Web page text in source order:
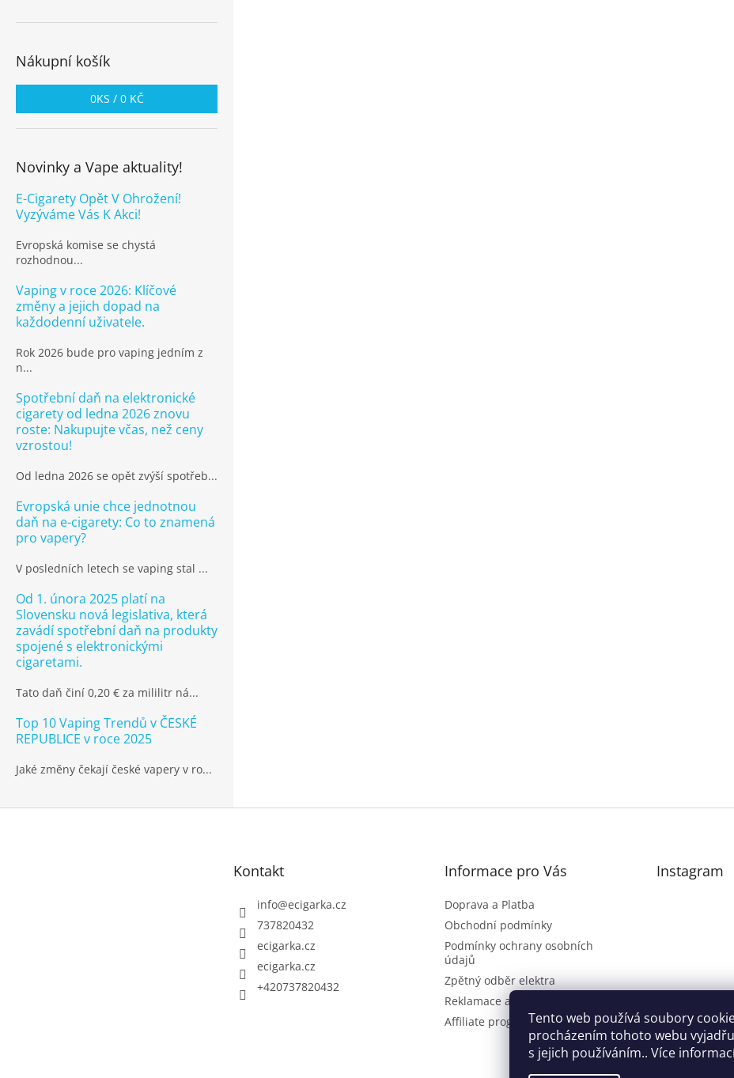
Tento web používá soubory
procházením tohoto webu
s jejich používáním.. Více
Nákupní košík
0KS / 0 KČ
Novinky a Vape aktuality!
E-Cigarety Opět V Ohrožení!
Vyzýváme Vás K Akci!
Evropská komise se chystá
rozhodnou...
Vaping v roce 2026: Klíčové
změny a jejich dopad na
každodenní uživatele.
Rok 2026 bude pro vaping jedním z
n...
Spotřební daň na elektronické
cigarety od ledna 2026 znovu
roste: Nakupujte včas, než ceny
vzrostou!
Od ledna 2026 se opět zvýší spotřeb...
Evropská unie chce jednotnou
daň na e-cigarety: Co to znamená
pro vapery?
V posledních letech se vaping stal ...
Od 1. února 2025 platí na
Slovensku nová legislativa, která
zavádí spotřební daň na produkty
spojené s elektronickými
cigaretami.
Tato daň činí 0,20 € za mililitr ná...
Top 10 Vaping Trendů v ČESKÉ
REPUBLICE v roce 2025
Jaké změny čekají české vapery v ro...
Kontakt
info@ecigarka.cz
737820432
ecigarka.cz
ecigarka.cz
+420737820432
Informace pro Vás
Doprava a Platba
Obchodní podmínky
Podmínky ochrany osobních
údajů
Zpětný odběr elektra
Reklamace a vrácení zboží
Affiliate program
Instagram